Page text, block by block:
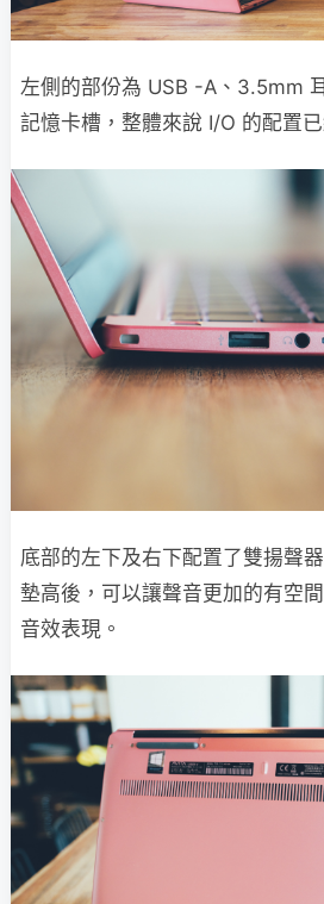
左側的部份為 USB -A、3.5mm
記憶卡槽，整體來說 I/O 的配置已
底部的左下及右下配置了雙揚聲
墊高後，可以讓聲音更加的有空
音效表現。